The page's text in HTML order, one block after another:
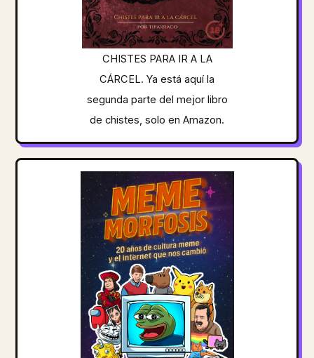
CHISTES PARA IR A LA
CÁRCEL. Ya está aquí la
segunda parte del mejor libro
de chistes, solo en Amazon.